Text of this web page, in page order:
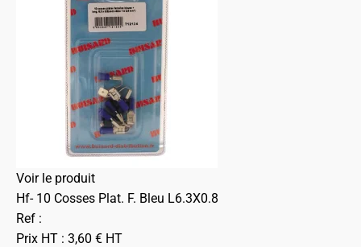
Voir le produit
Hf- 10 Cosses Plat. F. Bleu L6.3X0.8
Ref :
Prix HT : 3,60 € HT